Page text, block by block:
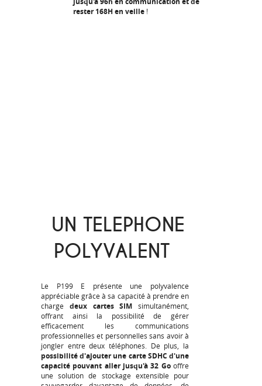
rester 168H en veille !
UN TELEPHONE
POLYVALENT
Le P199 E présente une polyvalence
appréciable grâce à sa capacité à prendre en
charge deux cartes SIM simultanément,
offrant ainsi la possibilité de gérer
efficacement les communications
professionnelles et personnelles sans avoir à
jongler entre deux téléphones. De plus, la
possibilité d'ajouter une carte SDHC d'une
capacité pouvant aller jusqu'à 32 Gooffre
une solution de stockage extensible pour